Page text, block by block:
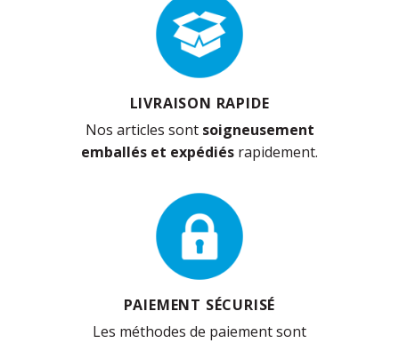
LIVRAISON RAPIDE
Nos articles sont soigneusement
emballés et expédiés rapidement.
PAIEMENT SÉCURISÉ
Les méthodes de paiement sont